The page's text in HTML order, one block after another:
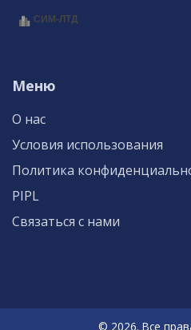
Меню
О нас
Условия использования
Политика
PIPL
Связаться с нами
© 2026. Все